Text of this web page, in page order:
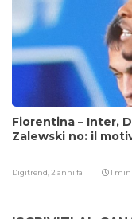
Fiorentina – Inter,
Zalewski no: il
Digitrend, 2 anni fa 1